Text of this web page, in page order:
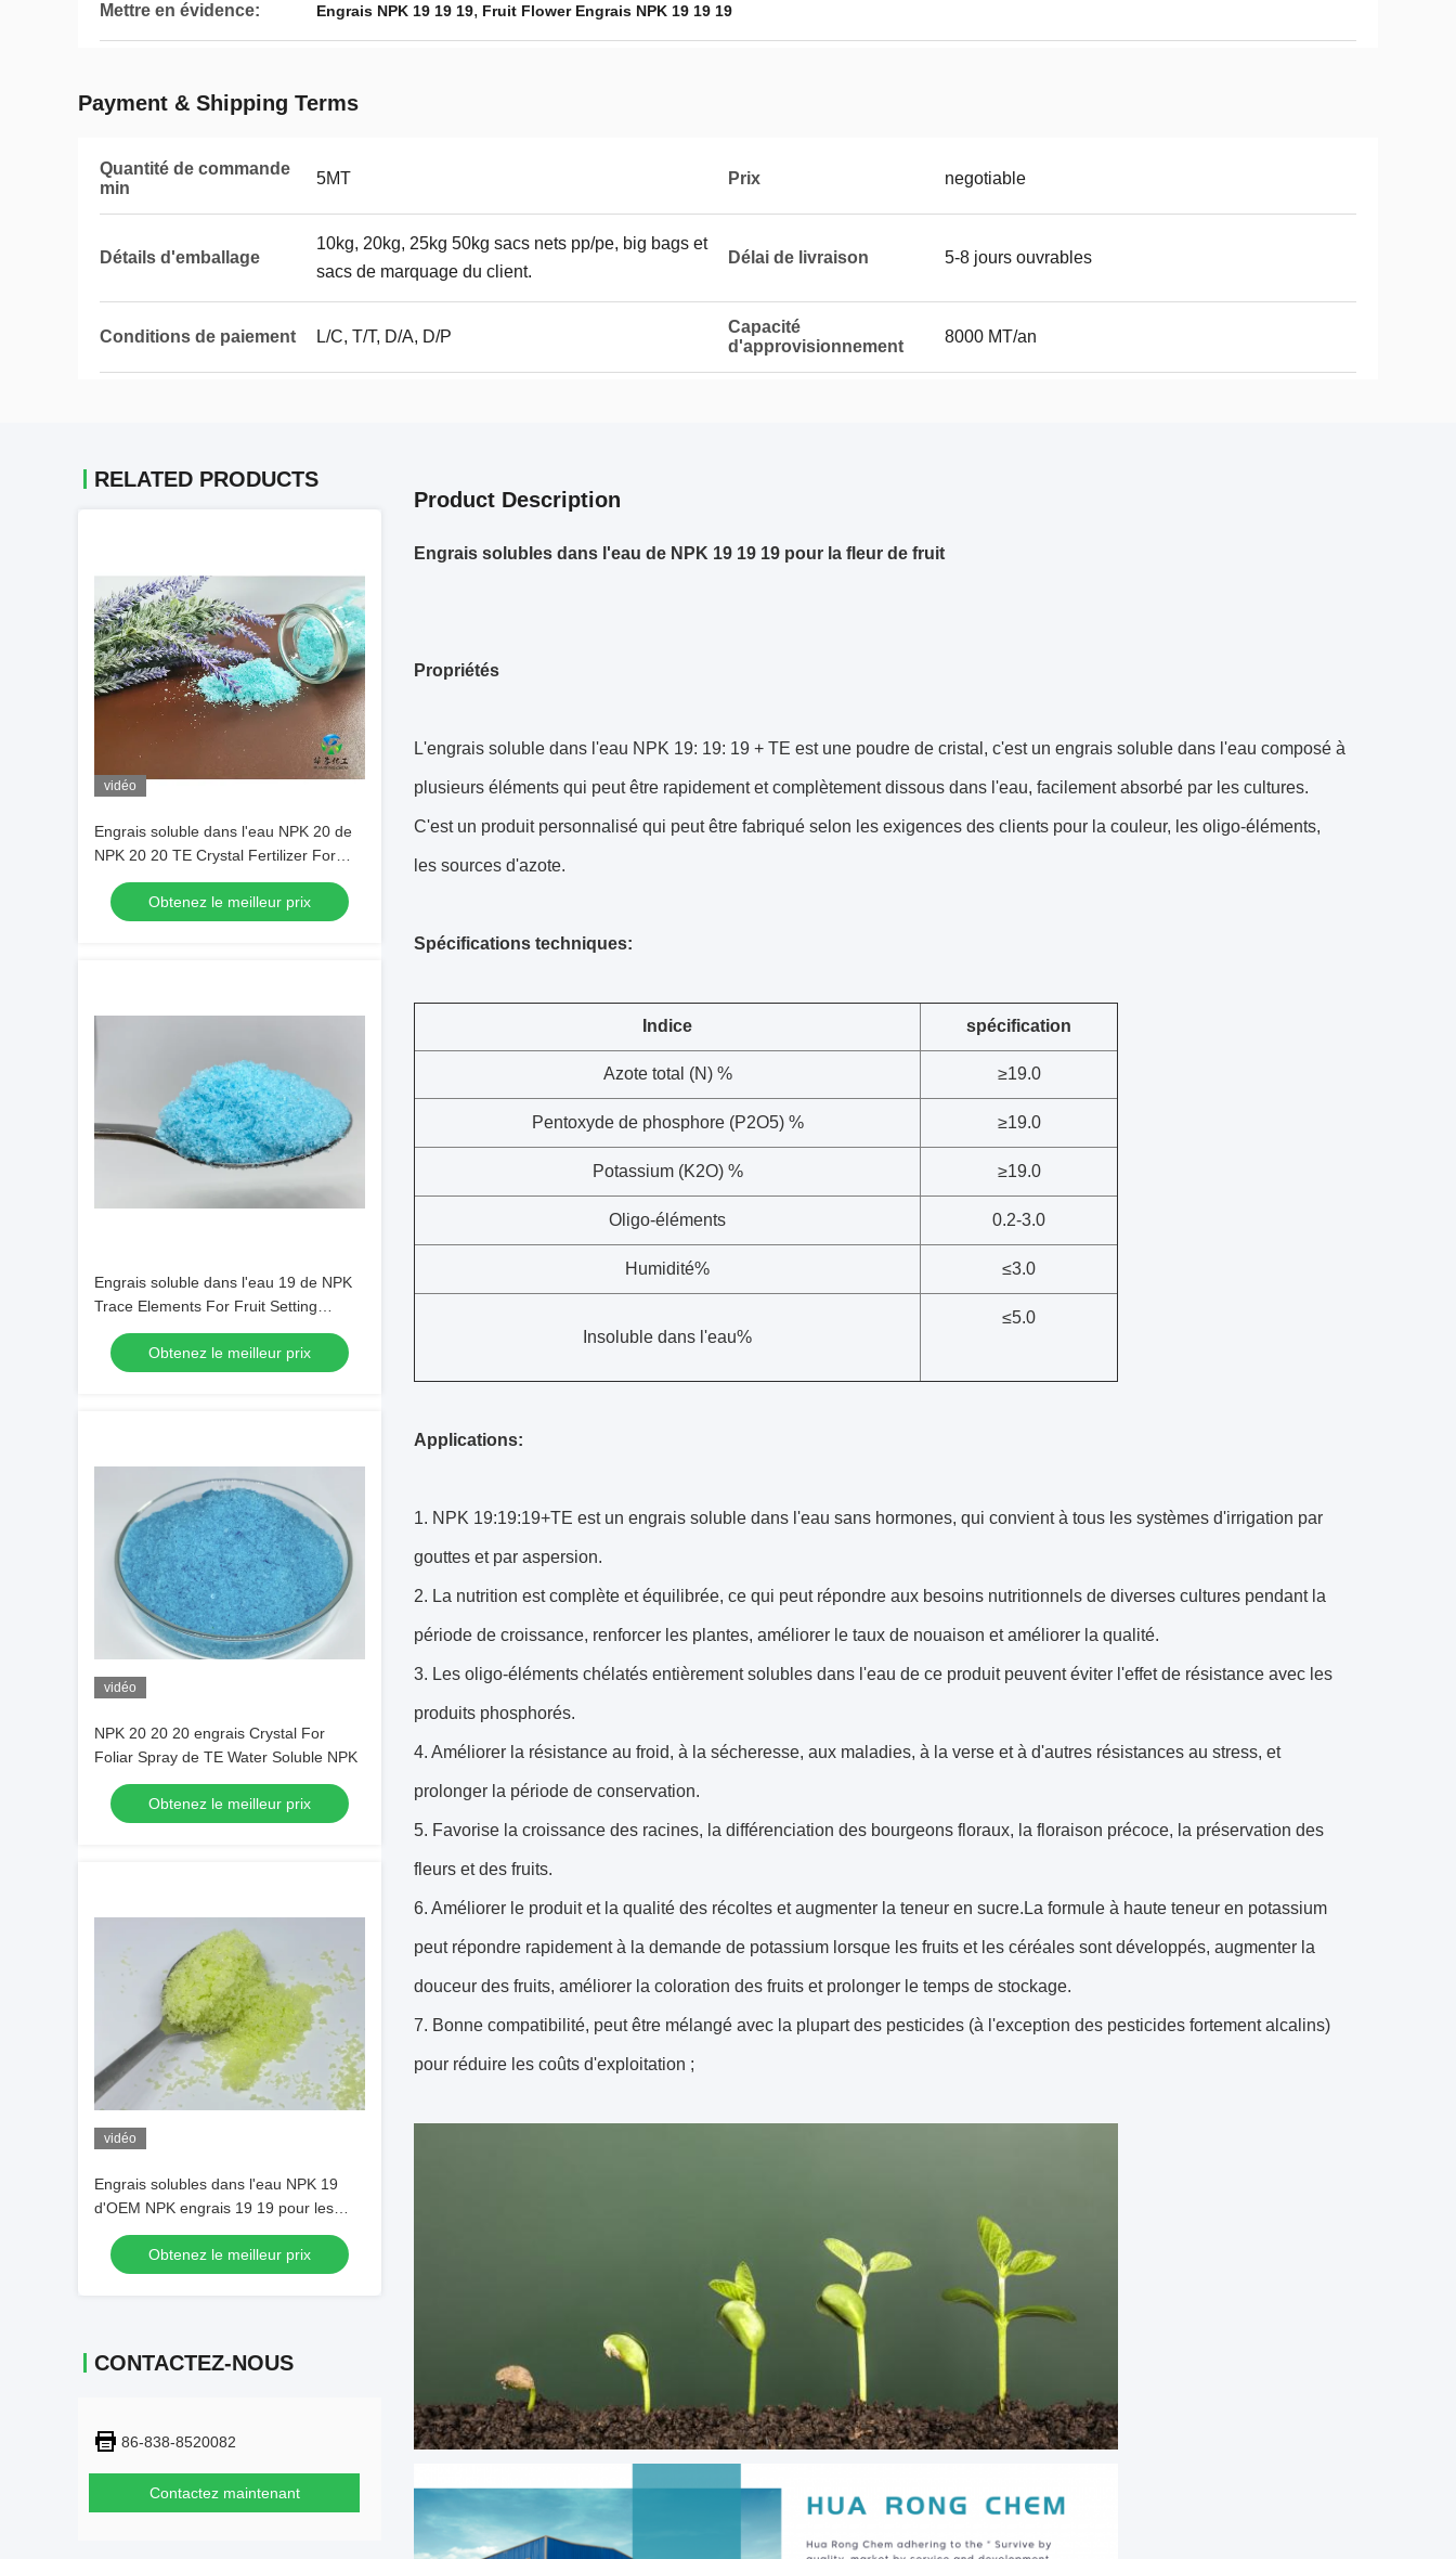
Mettre en évidence: Engrais NPK 19 19 19, Fruit Flower Engrais NPK 19 19 19
Payment & Shipping Terms
Quantité de commande
min
5MT Prix negotiable
Détails d'emballage
10kg, 20kg, 25kg 50kg sacs nets pp/pe, big bags et
sacs de marquage du client.
Délai de livraison 5-8 jours ouvrables
Conditions de paiement L/C, T/T, D/A, D/P
Capacité
d'approvisionnement
8000 MT/an
RELATED PRODUCTS
vidéo
Engrais soluble dans l'eau NPK 20 de
NPK 20 20 TE Crystal Fertilizer For
Foliar Spray
Obtenez le meilleur prix
Engrais soluble dans l'eau 19 de NPK
Trace Elements For Fruit Setting
chélaté 19 par 19
Obtenez le meilleur prix
vidéo
NPK 20 20 20 engrais Crystal For
Foliar Spray de TE Water Soluble NPK
Obtenez le meilleur prix
vidéo
Engrais solubles dans l'eau NPK 19
d'OEM NPK engrais 19 19 pour les
cultures 25kg ISO9001
Obtenez le meilleur prix
CONTACTEZ-NOUS
86-838-8520082
Contactez maintenant
Product Description
Engrais solubles dans l'eau de NPK 19 19 19 pour la fleur de fruit
Propriétés
L'engrais soluble dans l'eau NPK 19: 19: 19 + TE est une poudre de cristal, c'est un engrais soluble dans l'eau composé à
plusieurs éléments qui peut être rapidement et complètement dissous dans l'eau, facilement absorbé par les cultures.
C'est un produit personnalisé qui peut être fabriqué selon les exigences des clients pour la couleur, les oligo-éléments,
les sources d'azote.
Spécifications techniques:
Indice spécification
Azote total (N) % ≥19.0
Pentoxyde de phosphore (P2O5) % ≥19.0
Potassium (K2O) % ≥19.0
Oligo-éléments 0.2-3.0
Humidité% ≤3.0
Insoluble dans l'eau%
≤5.0
Applications:
1. NPK 19:19:19+TE est un engrais soluble dans l'eau sans hormones, qui convient à tous les systèmes d'irrigation par
gouttes et par aspersion.
2. La nutrition est complète et équilibrée, ce qui peut répondre aux besoins nutritionnels de diverses cultures pendant la
période de croissance, renforcer les plantes, améliorer le taux de nouaison et améliorer la qualité.
3. Les oligo-éléments chélatés entièrement solubles dans l'eau de ce produit peuvent éviter l'effet de résistance avec les
produits phosphorés.
4. Améliorer la résistance au froid, à la sécheresse, aux maladies, à la verse et à d'autres résistances au stress, et
prolonger la période de conservation.
5. Favorise la croissance des racines, la différenciation des bourgeons floraux, la floraison précoce, la préservation des
fleurs et des fruits.
6. Améliorer le produit et la qualité des récoltes et augmenter la teneur en sucre.La formule à haute teneur en potassium
peut répondre rapidement à la demande de potassium lorsque les fruits et les céréales sont développés, augmenter la
douceur des fruits, améliorer la coloration des fruits et prolonger le temps de stockage.
7. Bonne compatibilité, peut être mélangé avec la plupart des pesticides (à l'exception des pesticides fortement alcalins)
pour réduire les coûts d'exploitation ;